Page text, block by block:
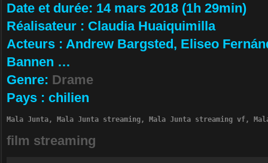
Da­te et durée: 14 mars 2018 (1h 29min)
Ré­alisateur : Claudia Huaiquimilla
Ac­teurs : Andrew Bargsted, Eliseo
Bannen …
Ge­nre: Drame
Pa­ys : chilien
Mala Junta, Mala Junta streaming, Mala Junta streaming vf,
film streaming